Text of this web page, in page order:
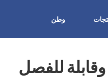
وطن
للفصل